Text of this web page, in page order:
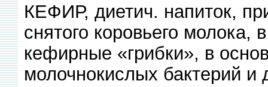
КЕФИР, диетич. напиток,
снятого коровьего молока,
кефирные «грибки», в
молочнокислых бактерий